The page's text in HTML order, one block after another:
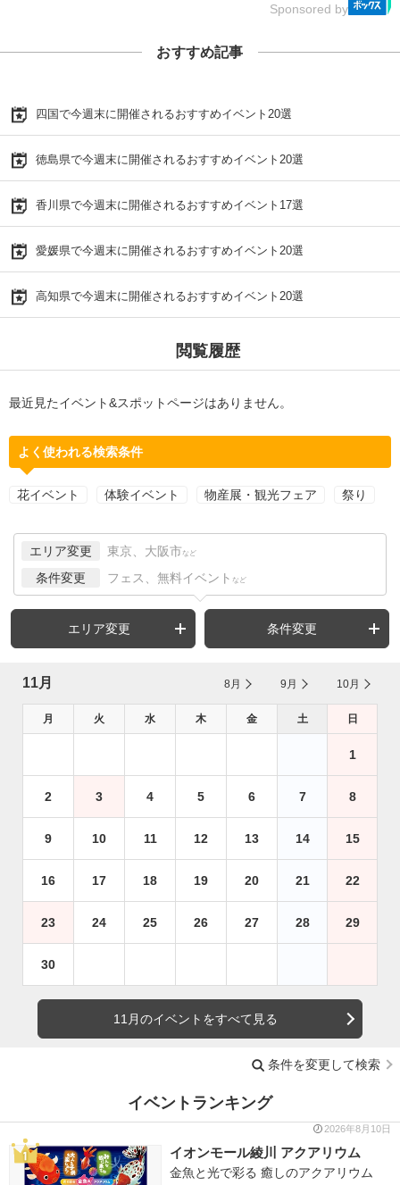
Sponsored by
おすすめ記事
四国で今週末に開催されるおすすめイベント20選
徳島県で今週末に開催されるおすすめイベント20選
香川県で今週末に開催されるおすすめイベント17選
愛媛県で今週末に開催されるおすすめイベント20選
高知県で今週末に開催されるおすすめイベント20選
閲覧履歴
最近見たイベント&スポットページはありません。
よく使われる検索条件
花イベント 体験イベント 物産展・観光フェア 祭り
エリア変更 東京、大阪市 など
条件変更 フェス、無料イベント など
エリア変更 条件変更
11月 8月 9月 10月
月 火 水 木 金 土 日
1
2 3 4 5 6 7 8
9 10 11 12 13 14 15
16 17 18 19 20 21 22
23 24 25 26 27 28 29
30
11月のイベントをすべて見る
条件を変更して検索
イベントランキング
2026年8月10日
イオンモール綾川 アクアリウム
金魚と光で彩る 癒しのアクアリウム